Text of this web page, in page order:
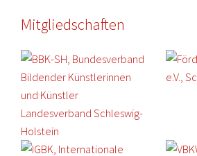
Mitgliedschaften